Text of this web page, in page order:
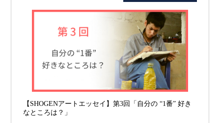
【SHOGENアートエッセイ】第3回「自分の “1番” 好き
なところは？」